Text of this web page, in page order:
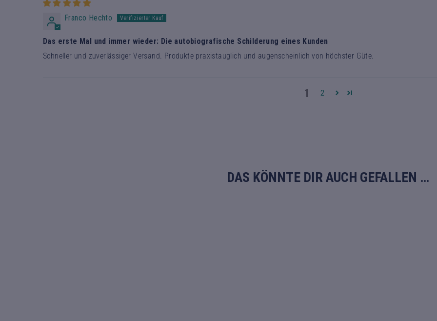
Franco Hechto
Das erste Mal und immer wieder: Die autobiografische Schilderung eines Kunden
Schneller und zuverlässiger Versand. Produkte praxistauglich und augenscheinlich von höchster Güte.
1 2
DAS KÖNNTE DIR AUCH GEFALLEN …